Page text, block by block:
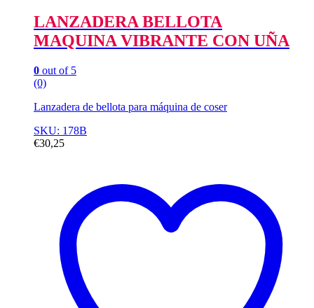
LANZADERA BELLOTA
MAQUINA VIBRANTE CON UÑA
0 out of 5
(0)
Lanzadera de bellota para máquina de coser
SKU: 178B
€30,25